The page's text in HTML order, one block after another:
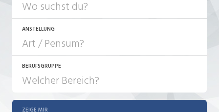
ANSTELLUNG
JOB-TYP
Festanstellung
BERUFSGRUPPE
ZEIGE MIR